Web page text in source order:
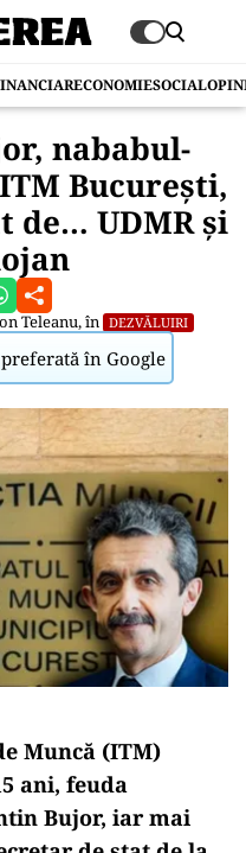
ECONOMIESOCIAL
nababul-
București,
de… UDMR și
Teleanu, în DEZVĂLUIRI
în Google
Muncă (ITM)
ani, feuda
Bujor, iar mai